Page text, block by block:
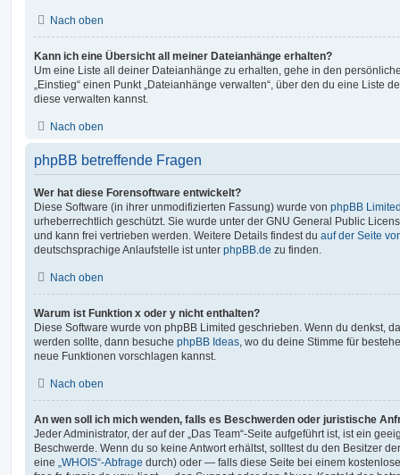
Nach oben
Kann ich eine Übersicht all meiner Dateianhänge erhalten?
Um eine Liste all deiner Dateianhänge zu erhalten, gehe in den
„Einstieg“ einen Punkt „Dateianhänge verwalten“, über den du eine Liste
diese verwalten kannst.
Nach oben
phpBB betreffende Fragen
Wer hat diese Forensoftware entwickelt?
Diese Software (in ihrer unmodifizierten Fassung) wurde von phpBB
urheberrechtlich geschützt. Sie wurde unter der GNU General Public
und kann frei vertrieben werden. Weitere Details findest du auf der Seite
deutschsprachige Anlaufstelle ist unter phpBB.de zu finden.
Nach oben
Warum ist Funktion x oder y nicht enthalten?
Diese Software wurde von phpBB Limited geschrieben. Wenn du denkst,
werden sollte, dann besuche phpBB Ideas , wo du deine Stimme für
neue Funktionen vorschlagen kannst.
Nach oben
An wen soll ich mich wenden, falls es Beschwerden oder juristische
Jeder Administrator, der auf der „Das Team“-Seite aufgeführt ist, ist ein
Beschwerde. Wenn du so keine Antwort erhältst, solltest du den Besitzer
eine „WHOIS“-Abfrage durch) oder — falls diese Seite bei einem